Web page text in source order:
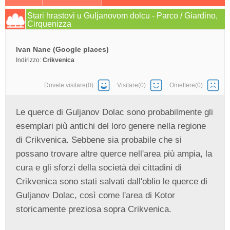
Stari hrastovi u Guljanovom dolcu - Parco / Giardino,
Cirquenizza
Ivan Nane (Google places)
Indirizzo: Crikvenica
Dovete visitare(0) Visitare(0) Omettere(0)
Le querce di Guljanov Dolac sono probabilmente gli
esemplari più antichi del loro genere nella regione
di Crikvenica. Sebbene sia probabile che si
possano trovare altre querce nell'area più ampia, la
cura e gli sforzi della società dei cittadini di
Crikvenica sono stati salvati dall'oblio le querce di
Guljanov Dolac, così come l'area di Kotor
storicamente preziosa sopra Crikvenica.